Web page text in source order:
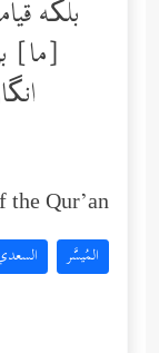
[ما]
Qur’an:
المُيسَّر